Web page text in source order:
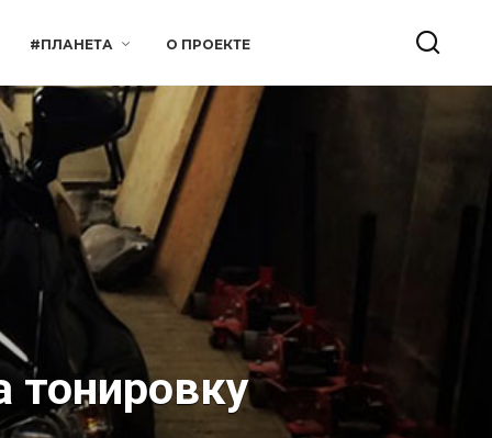
#ПЛАНЕТА О ПРОЕКТЕ
тонировку